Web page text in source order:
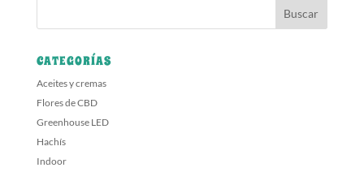
CATEGORÍAS
Aceites y cremas
Flores de CBD
Greenhouse LED
Hachís
Indoor